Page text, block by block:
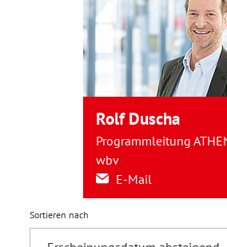
Rolf Duscha
Programmleitung
wbv
E-Mail
Sortieren nach